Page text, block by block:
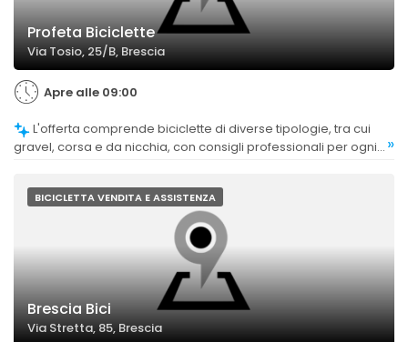
Profeta Biciclette
Via Tosio, 25/B, Brescia
Apre alle 09:00
gravel, corsa e da nicchia, con consigli professionali per ogni
»
BICICLETTA VENDITA E ASSISTENZA
Brescia Bici
Via Stretta, 85, Brescia